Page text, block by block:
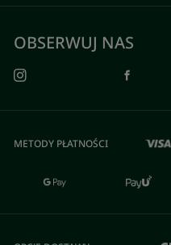
OBSERWUJ NAS
METODY PŁATNOŚCI